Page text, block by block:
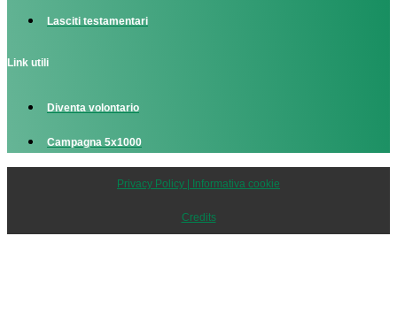
Lasciti testamentari
Link utili
Diventa volontario
Campagna 5x1000
Privacy Policy | Informativa cookie
Credits